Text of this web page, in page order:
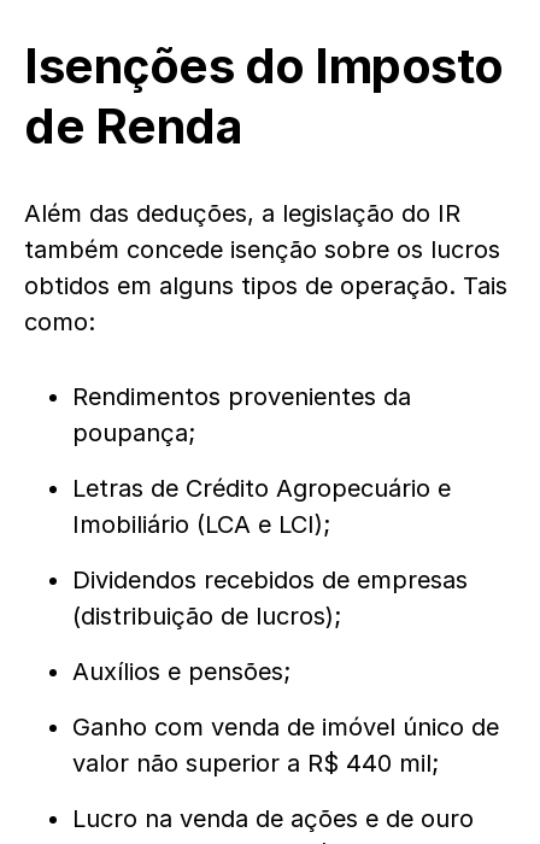
Isenções do Imposto
de Renda
Além das deduções, a legislação do IR
também concede isenção sobre os lucros
obtidos em alguns tipos de operação. Tais
como:
Rendimentos provenientes da
poupança;
Letras de Crédito Agropecuário e
Imobiliário (LCA e LCI);
Dividendos recebidos de empresas
(distribuição de lucros);
Auxílios e pensões;
Ganho com venda de imóvel único de
valor não superior a R$ 440 mil;
Lucro na venda de ações e de ouro